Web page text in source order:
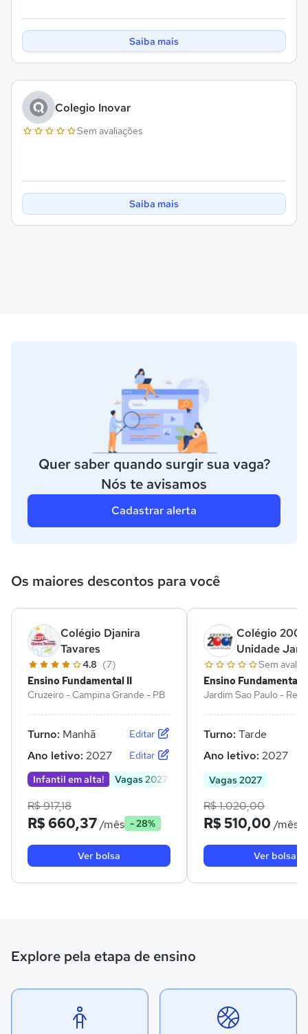
Saiba mais
Colegio Inovar
Sem avaliações
Saiba mais
Quer saber quando surgir sua vaga?
Nós te avisamos
Cadastrar alerta
Os maiores descontos para você
Colégio Djanira
Tavares
4.8 (7)
Ensino Fundamental II
Cruzeiro - Campina Grande - PB
Turno: Manhã Editar
Ano letivo: 2027
Editar
Infantil em alta!
Vagas 2027
R$ 917,18
R$ 660,37/mês - 28%
Ver bolsa
Colégio 2001
Unidade
PauloSem
Ensino Fundamental II
Jardim Sao Paulo -
Turno: Tarde
Ano letivo: 2027
Vagas 2027
R$ 1.020,00
R$ 510,00 /mês
Ver bolsa
Explore pela etapa de ensino